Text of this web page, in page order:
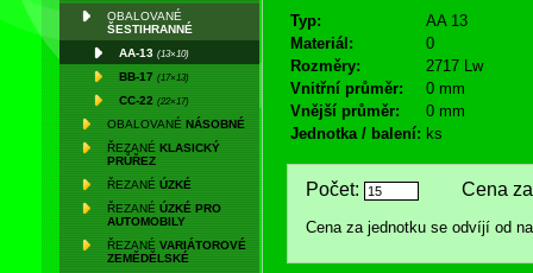
OBALOVANÉ
ŠESTIHRANNÉ
AA-13 (13×10)
BB-17 (17×13)
CC-22 (22×17)
OBALOVANÉ NÁSOBNÉ
ŘEZANÉ KLASICKÝ
PRŮŘEZ
ŘEZANÉ ÚZKÉ
ŘEZANÉ ÚZKÉ PRO
AUTOMOBILY
ŘEZANÉ VARIÁTOROVÉ
ZEMĚDĚLSKÉ
Typ:
AA 13
Materiál:
0
Rozměry:
2717 Lw
Vnitřní průměr:
0 mm
Vnější průměr:
0 mm
Jednotka / balení: ks
Počet: Cena za
Cena za jednotku se odvíjí od